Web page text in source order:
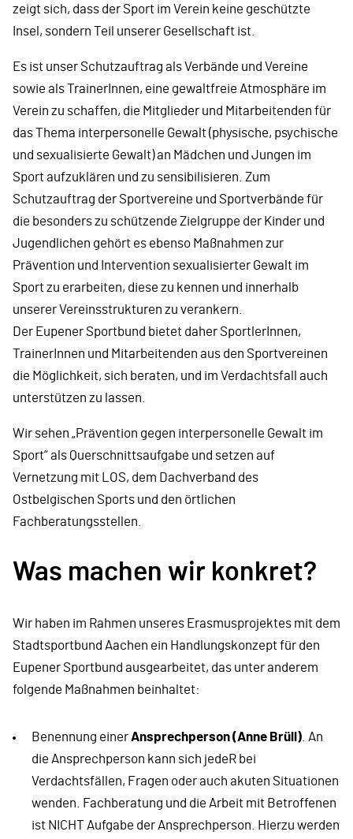
zeigt sich, dass der Sport im Verein keine geschützte
Insel, sondern Teil unserer Gesellschaft ist.
Es ist unser Schutzauftrag als Verbände und Vereine
sowie als TrainerInnen, eine gewaltfreie Atmosphäre im
Verein zu schaffen, die Mitglieder und Mitarbeitenden für
das Thema interpersonelle Gewalt (physische, psychische
und sexualisierte Gewalt) an Mädchen und Jungen im
Sport aufzuklären und zu sensibilisieren. Zum
Schutzauftrag der Sportvereine und Sportverbände für
die besonders zu schützende Zielgruppe der Kinder und
Jugendlichen gehört es ebenso Maßnahmen zur
Prävention und Intervention sexualisierter Gewalt im
Sport zu erarbeiten, diese zu kennen und innerhalb
unserer Vereinsstrukturen zu verankern.
Der Eupener Sportbund bietet daher SportlerInnen,
TrainerInnen und Mitarbeitenden aus den Sportvereinen
die Möglichkeit, sich beraten, und im Verdachtsfall auch
unterstützen zu lassen.
Wir sehen „Prävention gegen interpersonelle Gewalt im
Sport“ als Querschnittsaufgabe und setzen auf
Vernetzung mit LOS, dem Dachverband des
Ostbelgischen Sports und den örtlichen
Fachberatungsstellen.
Was machen wir konkret?
Wir haben im Rahmen unseres Erasmusprojektes mit dem
Stadtsportbund Aachen ein Handlungskonzept für den
Eupener Sportbund ausgearbeitet, das unter anderem
folgende Maßnahmen beinhaltet:
Benennung einerAnsprechperson (Anne Brüll) . An
die Ansprechperson kann sich jedeR bei
Verdachtsfällen, Fragen oder auch akuten Situationen
wenden. Fachberatung und die Arbeit mit Betroffenen
ist NICHT Aufgabe der Ansprechperson. Hierzu werden